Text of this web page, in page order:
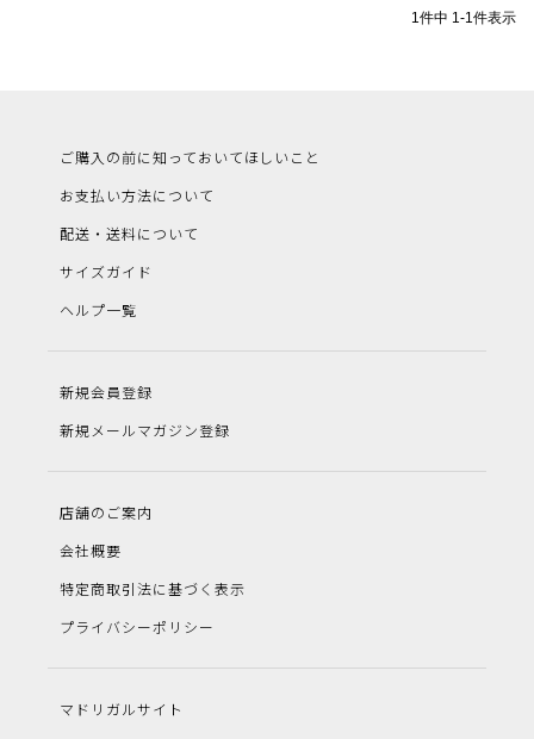
1件中 1-1件表示
ご購入の前に知っておいてほしいこと
お支払い方法について
配送・送料について
サイズガイド
ヘルプ一覧
新規会員登録
新規メールマガジン登録
店舗のご案内
会社概要
特定商取引法に基づく表示
プライバシーポリシー
マドリガルサイト